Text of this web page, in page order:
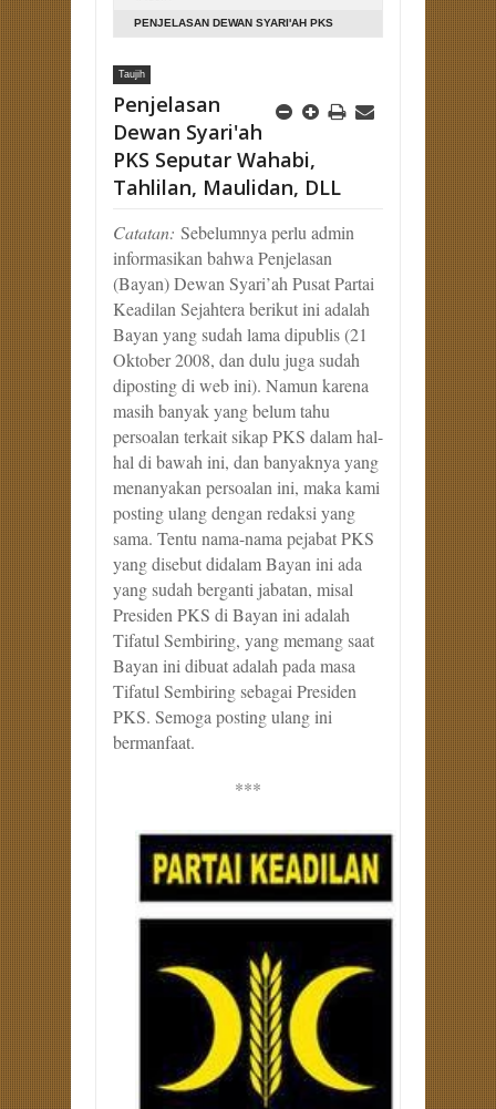
PENJELASAN DEWAN SYARI'AH PKS
DLL
Taujih
Penjelasan
Dewan Syari'ah
PKS Seputar Wahabi,
Tahlilan, Maulidan, DLL
Catatan: Sebelumnya perlu admin
informasikan bahwa Penjelasan
(Bayan) Dewan Syari’ah Pusat Partai
Keadilan Sejahtera berikut ini adalah
Bayan yang sudah lama dipublis (21
Oktober 2008, dan dulu juga sudah
diposting di web ini). Namun karena
masih banyak yang belum tahu
persoalan terkait sikap PKS dalam hal-
hal di bawah ini, dan banyaknya yang
menanyakan persoalan ini, maka kami
posting ulang dengan redaksi yang
sama. Tentu nama-nama pejabat PKS
yang disebut didalam Bayan ini ada
yang sudah berganti jabatan, misal
Presiden PKS di Bayan ini adalah
Tifatul Sembiring, yang memang saat
Bayan ini dibuat adalah pada masa
Tifatul Sembiring sebagai Presiden
PKS. Semoga posting ulang ini
bermanfaat.
***